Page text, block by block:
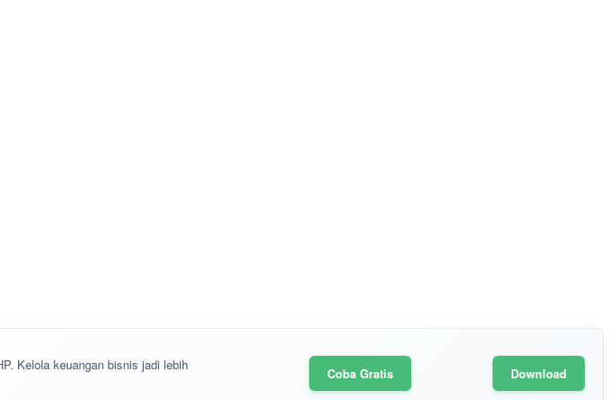
Kelola keuangan bisnis jadi lebih
Coba Gratis Download